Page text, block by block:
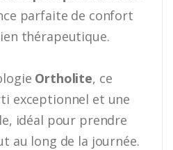
parfaite de confort
thérapeutique.
Ortholite, ce
exceptionnel et une
idéal pour prendre
au long de la journée.